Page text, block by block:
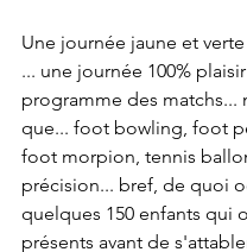
Une journée jaune et
... une journée 100%
programme des matchs...
que... foot bowling, foot
foot morpion, tennis
précision... bref, de quoi
quelques 150 enfants qui
présents avant de